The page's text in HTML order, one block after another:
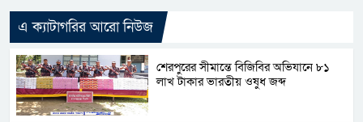
এ ক্যাটাগরির আরো নিউজ
শেরপুরের সীমান্তে বিজিবির অভিযানে ৮১
লাখ টাকার ভারতীয় ওষুধ জব্দ